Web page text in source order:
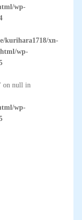
wp-
kurihara1718/xn-
wp-
on null in
wp-